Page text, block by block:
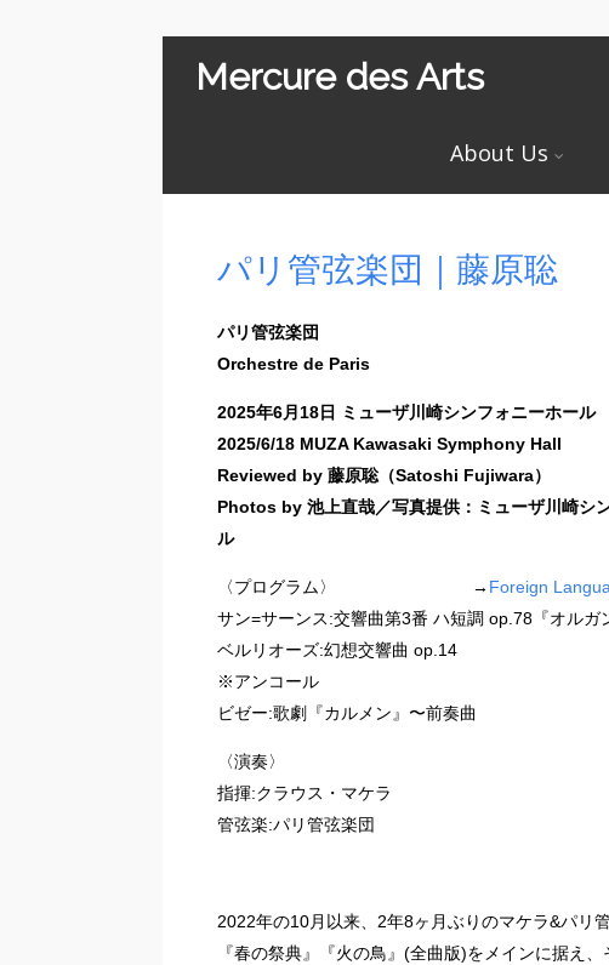
Mercure des Arts
About Us
パリ管弦楽団｜藤原聡
パリ管弦楽団
Orchestre de Paris
2025年6月18日 ミューザ川崎シンフォニーホール
2025/6/18 MUZA Kawasaki Symphony Hall
Reviewed by 藤原聡（Satoshi Fujiwara）
Photos by 池上直哉／写真提供：ミューザ川崎シ
ル
〈プログラム〉 → Foreign
サン=サーンス:交響曲第3番 ハ短調 op.78『オルガ
ベルリオーズ:幻想交響曲 op.14
※アンコール
ビゼー:歌劇『カルメン』〜前奏曲
〈演奏〉
指揮:クラウス・マケラ
管弦楽:パリ管弦楽団
2022年の10月以来、2年8ヶ月ぶりのマケラ&パリ
『春の祭典』『火の鳥』(全曲版)をメインに据え